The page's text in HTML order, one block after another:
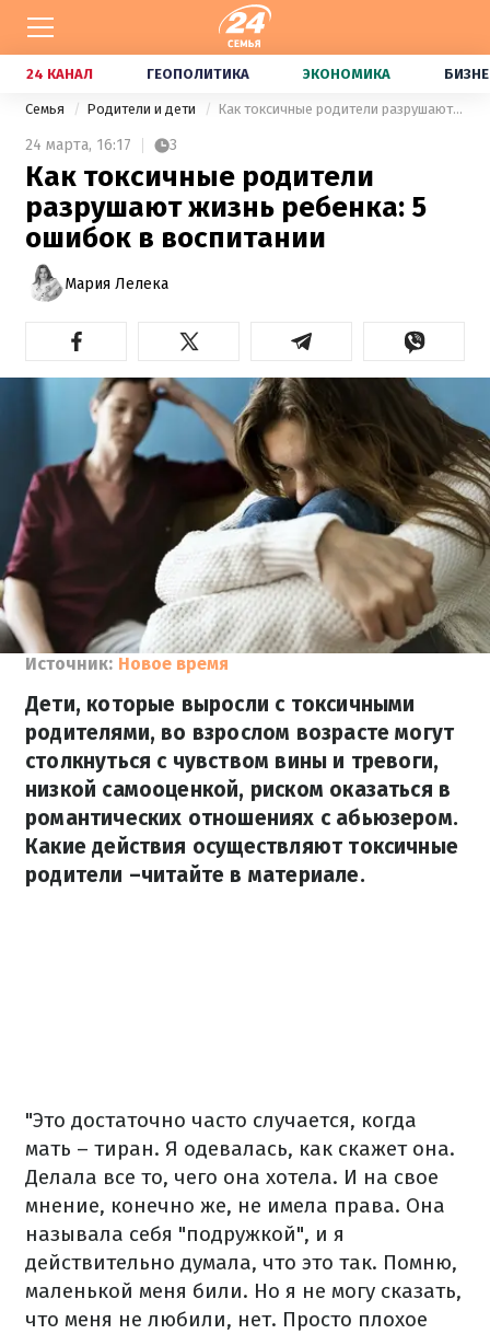
24 КАНАЛ ГЕОПОЛИТИКА ЭКОНОМИКА
Семья Родители и дети Как токсичные родители разрушают жизнь ребенка: 5 ошибок в воспитании
24 марта, 16:17 3
Как токсичные родители
разрушают жизнь ребенка: 5
ошибок в воспитании
Мария Лелека
Источник: Новое время
Дети, которые выросли с токсичными
родителями, во взрослом возрасте могут
столкнуться с чувством вины и тревоги,
низкой самооценкой, риском оказаться в
романтических отношениях с абьюзером.
Какие действия осуществляют токсичные
родители –читайте в материале.
"Это достаточно часто случается, когда
мать – тиран. Я одевалась, как скажет она.
Делала все то, чего она хотела. И на свое
мнение, конечно же, не имела права. Она
называла себя "подружкой", и я
действительно думала, что это так. Помню,
маленькой меня били. Но я не могу сказать,
что меня не любили, нет. Просто плохое